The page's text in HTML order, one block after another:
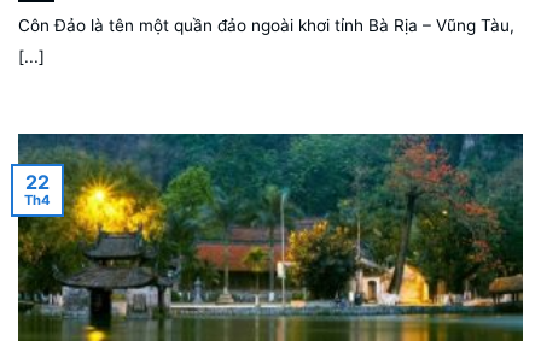
Côn Đảo là tên một quần đảo ngoài khơi tỉnh Bà Rịa – Vũng Tàu,
[...]
22
Th4